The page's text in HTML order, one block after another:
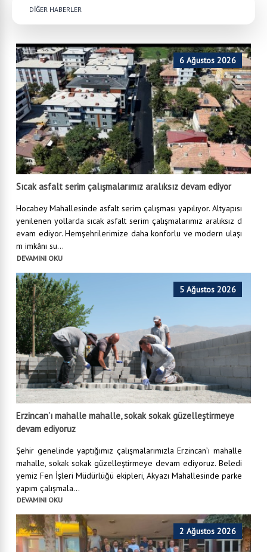
DİĞER HABERLER
6 Ağustos 2026
Sıcak asfalt serim çalışmalarımız aralıksız devam ediyor
Hocabey Mahallesinde asfalt serim çalışması yapılıyor. Altyapısı
yenilenen yollarda sıcak asfalt serim çalışmalarımız aralıksız d
evam ediyor. Hemşehrilerimize daha konforlu ve modern ulaşı
m imkânı su...
DEVAMINI OKU
5 Ağustos 2026
Erzincan’ı mahalle mahalle, sokak sokak güzelleştirmeye
devam ediyoruz
Şehir genelinde yaptığımız çalışmalarımızla Erzincan’ı mahalle
mahalle, sokak sokak güzelleştirmeye devam ediyoruz. Beledi
yemiz Fen İşleri Müdürlüğü ekipleri, Akyazı Mahallesinde parke
yapım çalışmala...
DEVAMINI OKU
2 Ağustos 2026